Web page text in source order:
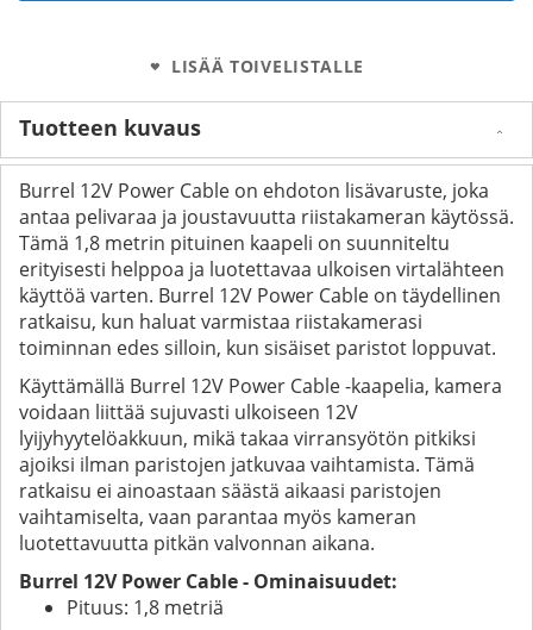
LISÄÄ TOIVELISTALLE
Tuotteen kuvaus
Burrel 12V Power Cable on ehdoton lisävaruste, joka
antaa pelivaraa ja joustavuutta riistakameran käytössä.
Tämä 1,8 metrin pituinen kaapeli on suunniteltu
erityisesti helppoa ja luotettavaa ulkoisen virtalähteen
käyttöä varten. Burrel 12V Power Cable on täydellinen
ratkaisu, kun haluat varmistaa riistakamerasi
toiminnan edes silloin, kun sisäiset paristot loppuvat.
Käyttämällä Burrel 12V Power Cable -kaapelia, kamera
voidaan liittää sujuvasti ulkoiseen 12V
lyijyhyytelöakkuun, mikä takaa virransyötön pitkiksi
ajoiksi ilman paristojen jatkuvaa vaihtamista. Tämä
ratkaisu ei ainoastaan säästä aikaasi paristojen
vaihtamiselta, vaan parantaa myös kameran
luotettavuutta pitkän valvonnan aikana.
Burrel 12V Power Cable - Ominaisuudet:
Pituus: 1,8 metriä